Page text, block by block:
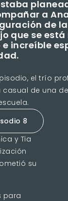
a
de
que se
e increíble
el trío
de una
8
y Tia
su
para